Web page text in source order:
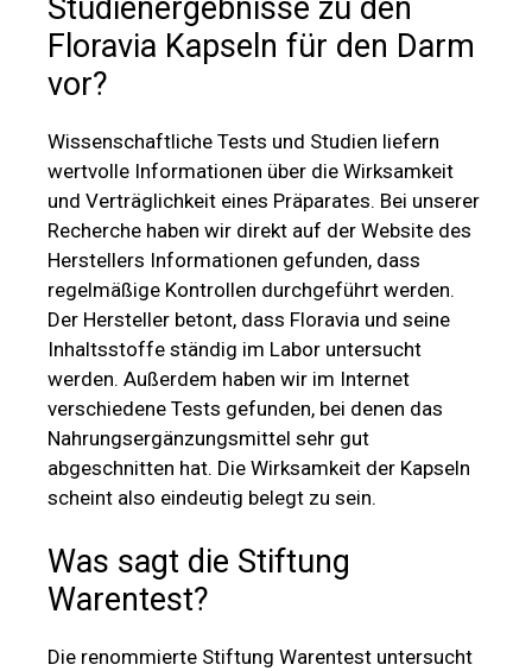
Studienergebnisse zu den
Floravia Kapseln für den Darm
vor?
Wissenschaftliche Tests und Studien liefern
wertvolle Informationen über die Wirksamkeit
und Verträglichkeit eines Präparates. Bei unserer
Recherche haben wir direkt auf der Website des
Herstellers Informationen gefunden, dass
regelmäßige Kontrollen durchgeführt werden.
Der Hersteller betont, dass Floravia und seine
Inhaltsstoffe ständig im Labor untersucht
werden. Außerdem haben wir im Internet
verschiedene Tests gefunden, bei denen das
Nahrungsergänzungsmittel sehr gut
abgeschnitten hat. Die Wirksamkeit der Kapseln
scheint also eindeutig belegt zu sein.
Was sagt die Stiftung
Warentest?
Die renommierte Stiftung Warentest untersucht